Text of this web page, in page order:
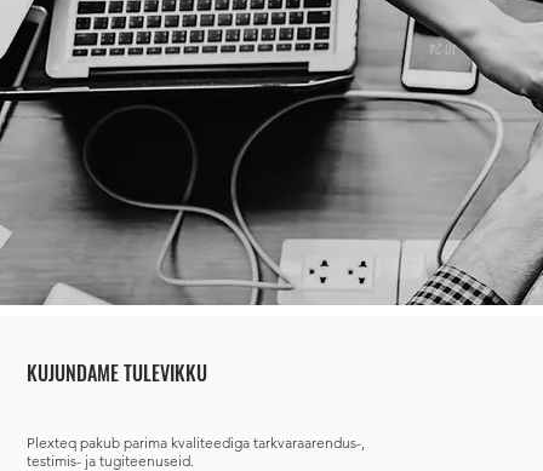
KUJUNDAME TULEVIKKU
Plexteq pakub parima kvaliteediga tarkvaraarendus-,
testimis- ja tugiteenuseid.